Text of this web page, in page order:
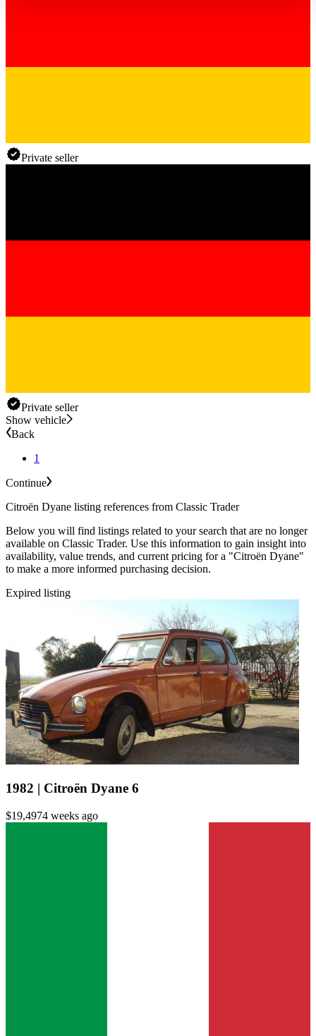
Private seller
Private seller
Show vehicle
Back
1
Continue
Citroën Dyane listing references from Classic Trader
Below you will find listings related to your search that are no longer
available on Classic Trader. Use this information to gain insight into
availability, value trends, and current pricing for a "Citroën Dyane"
to make a more informed purchasing decision.
Expired listing
1982 | Citroën Dyane 6
$19,4974 weeks ago